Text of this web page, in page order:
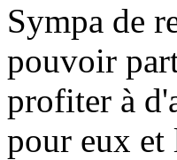
Sympa de
pouvoir
profiter à
pour eux et